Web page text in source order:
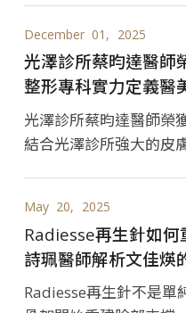
December 01 2025
光澤診所蔡昀達醫師
整形專科實力定義醫
光澤診所蔡昀達醫師榮
結合光澤診所強大的皮
May 20 2025
Radiesse再生針如
詩珮醫師解析文佳煐
Radiesse再生針不是單